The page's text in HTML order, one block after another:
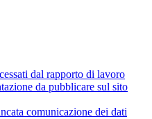
dal rapporto di lavoro
da pubblicare sul sito
comunicazione dei dati